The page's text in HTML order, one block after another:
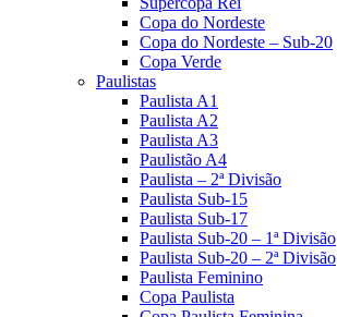
Copa do Nordeste
Copa do Nordeste – Sub-20
Copa Verde
Paulistas
Paulista A1
Paulista A2
Paulista A3
Paulistão A4
Paulista – 2ª Divisão
Paulista Sub-15
Paulista Sub-17
Paulista Sub-20 – 1ª Divisão
Paulista Sub-20 – 2ª Divisão
Paulista Feminino
Copa Paulista